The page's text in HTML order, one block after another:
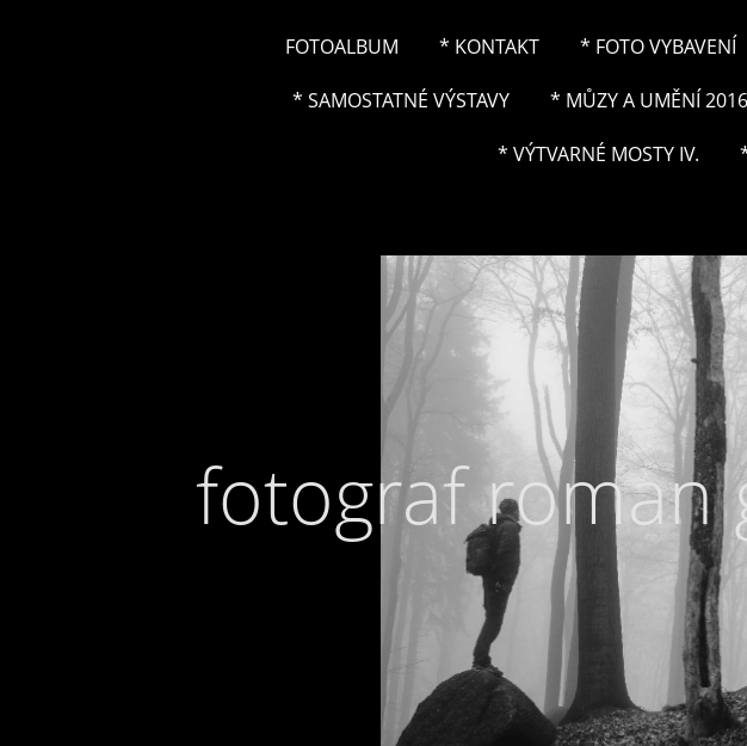
FOTOALBUM * KONTAKT * FOTO VYBAVENÍ
* SAMOSTATNÉ VÝSTAVY * MŮZY A UMĚNÍ
* VÝTVARNÉ MOSTY IV.
fotograf roman